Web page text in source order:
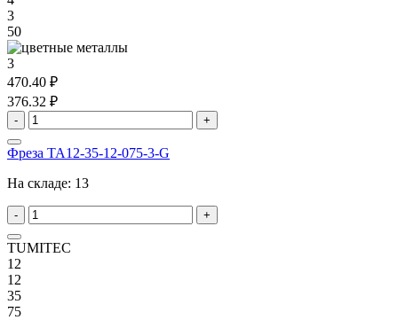
3
50
3
470.40 ₽
376.32 ₽
- +
Фреза TA12-35-12-075-3-G
На складе: 13
- +
TUMITEC
12
12
35
75